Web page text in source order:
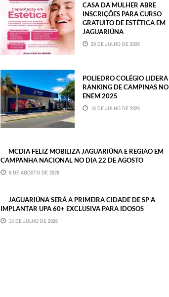
CASA DA MULHER ABRE
INSCRIÇÕES PARA CURSO
GRATUITO DE ESTÉTICA EM
JAGUARIÚNA
29 DE JULHO DE 2026
POLIEDRO COLÉGIO LIDERA
RANKING DE CAMPINAS NO
ENEM 2025
16 DE JULHO DE 2026
MCDIA FELIZ MOBILIZA JAGUARIÚNA E REGIÃO EM
CAMPANHA NACIONAL NO DIA 22 DE AGOSTO
6 DE AGOSTO DE 2026
JAGUARIÚNA SERÁ A PRIMEIRA CIDADE DE SP A
IMPLANTAR UPA 60+ EXCLUSIVA PARA IDOSOS
13 DE JULHO DE 2026